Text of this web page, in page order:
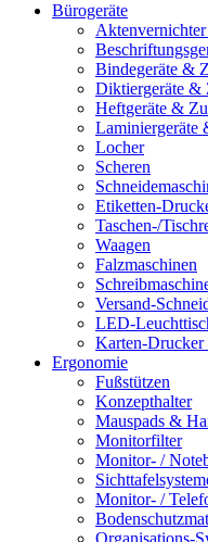
Bürogeräte
Bindegeräte &
Diktiergeräte &
Heftgeräte &
Laminiergeräte
Locher
Scheren
Etiketten-
Taschen-/
Waagen
Falzmaschinen
Versand-
LED-
Karten-
Ergonomie
Fußstützen
Konzepthalter
Mauspads &
Monitorfilter
Monitor- /
Monitor- /
Organisations-